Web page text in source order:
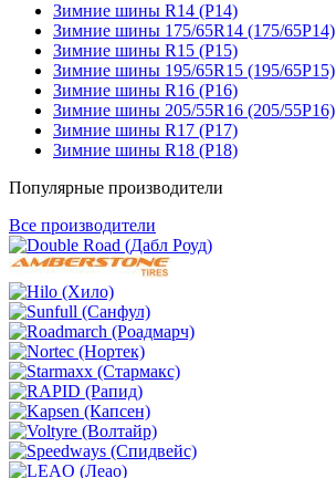
Зимние шины R14 (Р14)
Зимние шины 175/65R14 (175/65Р14)
Зимние шины R15 (Р15)
Зимние шины 195/65R15 (195/65Р15)
Зимние шины R16 (Р16)
Зимние шины 205/55R16 (205/55Р16)
Зимние шины R17 (Р17)
Зимние шины R18 (Р18)
Популярные производители
Все производители